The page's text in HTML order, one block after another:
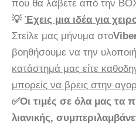
που θα λάβετε από την
💡 Έχεις μια ιδέα για
Στείλε μας μήνυμα στο
βοηθήσουμε να την
κατάστημά μας είτε
μπορείς να βρεις στην
✅Οι τιμές σε όλα μας τα
λιανικής,